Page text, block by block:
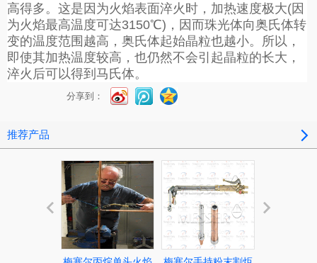
高得多。这是因为火焰表面淬火时，加热速度极大(因
为火焰最高温度可达3150℃)，因而珠光体向奥氏体转
变的温度范围越高，奥氏体起始晶粒也越小。所以，
即使其加热温度较高，也仍然不会引起晶粒的长大，
淬火后可以得到马氏体。
分享到：
推荐产品